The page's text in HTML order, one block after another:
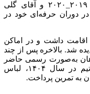
را نیز در دوران حرفه‌ای خود در
اقامت داشت و در اماکن
شد. بالاخره پس از چند
به‌صورت رسمی حاضر
شد و در نخستین جلسه تمرینی این تیم در سال ۱۴۰۴، لباس
به تمرین پرداخت.